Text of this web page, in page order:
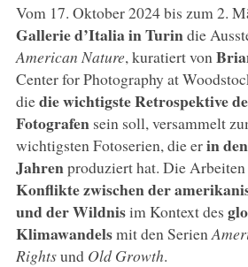
Vom 17. Oktober 2024 bis zum 2.
Gallerie d’Italia in Turindie
American Nature, kuratiert von
Center for Photography at
diedie wichtigste Retrospektive
Fotografen sein soll, versammelt
wichtigsten Fotoserien, die erin
Jahrenproduziert hat. Die Arbeiten
Konflikte zwischen der
und der Wildnisim Kontext des
Klimawandelsmit den Serien
RightsundOld Growth.